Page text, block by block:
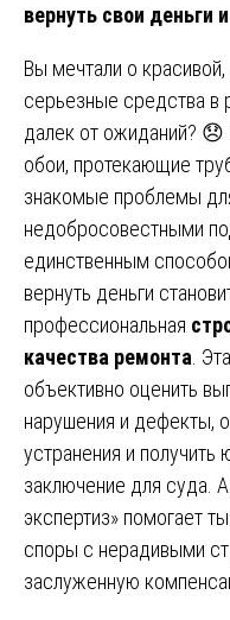
вернуть свои деньги
Вы мечтали о
серьезные средства в
далек от ожиданий?
обои, протекающие
знакомые проблемы
недобросовестными
единственным
вернуть деньги
профессиональная
качества ремонта .
объективно оценить
нарушения и дефекты,
устранения и
заключение для суда.
экспертиз» помогает
споры с нерадивыми
заслуженную